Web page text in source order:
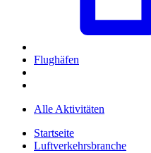
Flughäfen
Alle Aktivitäten
Startseite
Luftverkehrsbranche